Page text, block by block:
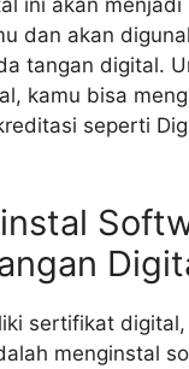
ini akan menjadi
dan akan
tangan digital.
kamu bisa
seperti
sertifikat digital,
menginstal